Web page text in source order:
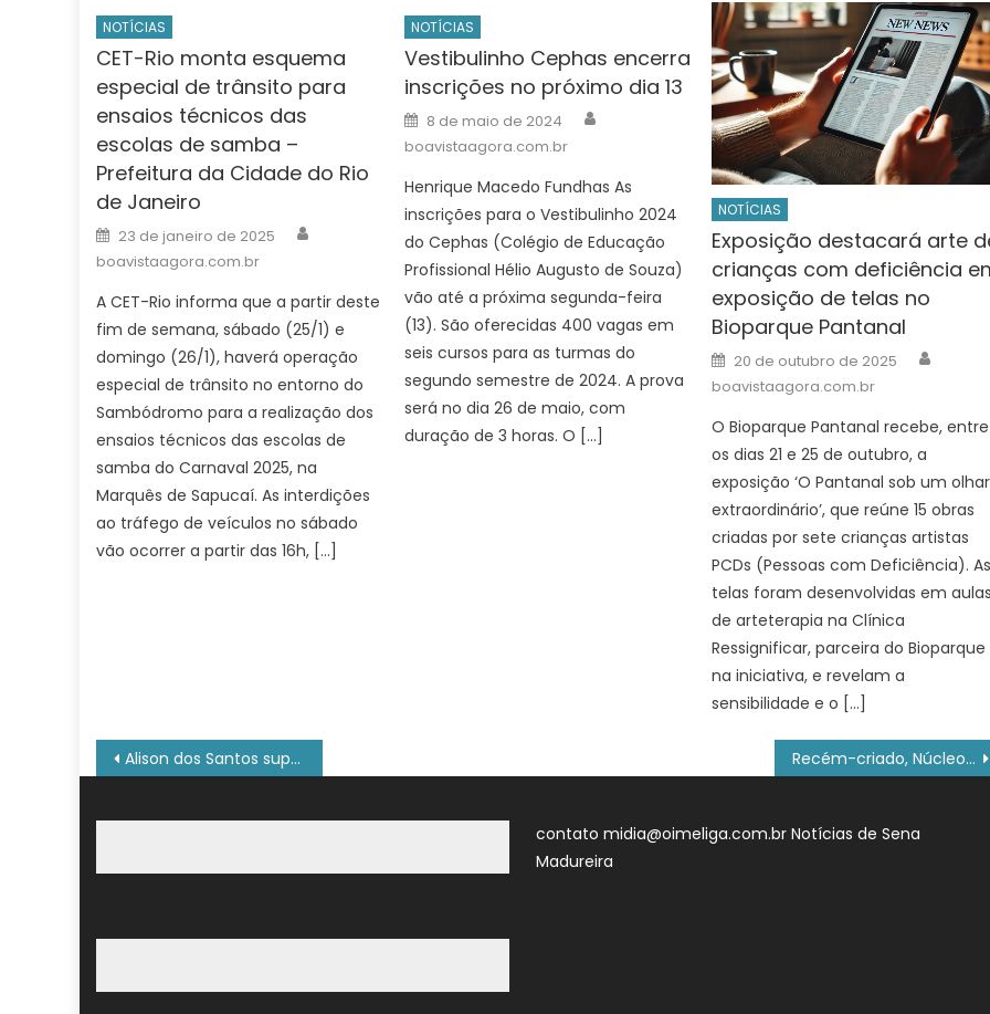
NOTÍCIAS
CET-Rio monta esquema
especial de trânsito para
ensaios técnicos das
escolas de samba –
Prefeitura da Cidade do Rio
de Janeiro
Posted
on
23 de janeiro de 2025
boavistaagora.com.br
A CET-Rio informa que a partir deste
fim de semana, sábado (25/1) e
domingo (26/1), haverá operação
especial de trânsito no entorno do
Sambódromo para a realização dos
ensaios técnicos das escolas de
samba do Carnaval 2025, na
Marquês de Sapucaí. As interdições
ao tráfego de veículos no sábado
vão ocorrer a partir das 16h, […]
NOTÍCIAS
Vestibulinho Cephas encerra
inscrições no próximo dia 13
Posted
on
8 de maio de 2024
boavistaagora.com.br
Henrique Macedo Fundhas As
inscrições para o Vestibulinho 2024
do Cephas (Colégio de Educação
Profissional Hélio Augusto de Souza)
vão até a próxima segunda-feira
(13). São oferecidas 400 vagas em
seis cursos para as turmas do
segundo semestre de 2024. A prova
será no dia 26 de maio, com
duração de 3 horas. O […]
NOTÍCIAS
Exposição destacará arte
crianças com deficiência
exposição de telas no
Bioparque Pantanal
Posted
on
20 de outubro de 2025
boavistaagora.com.br
O Bioparque Pantanal recebe, entre
os dias 21 e 25 de outubro, a
exposição ‘O Pantanal sob um olhar
extraordinário’, que reúne 15 obras
criadas por sete crianças artistas
PCDs (Pessoas com Deficiência).
telas foram desenvolvidas em
de arteterapia na Clínica
Ressignificar, parceira do Bioparque
na iniciativa, e revelam a
sensibilidade e o […]
Navegação
de
Post
Alison dos Santos supera campeão olímpico em palco de título mundial Recém-criado, Núcleo da Polícia Penal de Santa Catarina fez 80 prisões de foragidos em 120 dias
contato midia@oimeliga.com.brNotícias de Sena
Madureira